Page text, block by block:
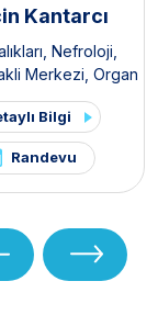
Kantarcı
Nefroloji
Merkezi Organ
Merkezi
Bilgi
Randevu